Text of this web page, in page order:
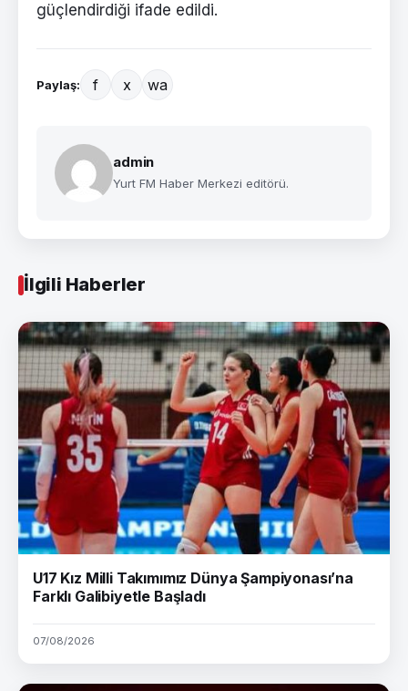
güçlendirdiği ifade edildi.
Paylaş: f x wa
admin
Yurt FM Haber Merkezi editörü.
İlgili Haberler
U17 Kız Milli Takımımız Dünya Şampiyonası’na
Farklı Galibiyetle Başladı
07/08/2026